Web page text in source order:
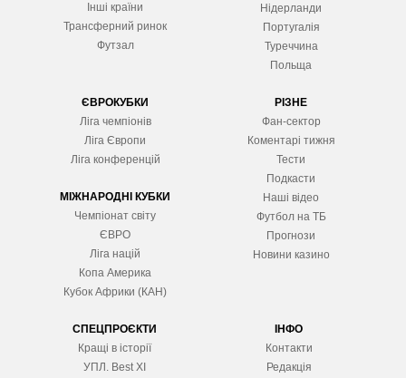
Інші країни
Трансферний ринок
Футзал
Нідерланди
Португалія
Туреччина
Польща
ЄВРОКУБКИ
Ліга чемпіонів
Ліга Європи
Ліга конференцій
МІЖНАРОДНІ КУБКИ
Чемпіонат світу
ЄВРО
Ліга націй
Копа Америка
Кубок Африки (КАН)
РІЗНЕ
Фан-сектор
Коментарі тижня
Тести
Подкасти
Наші відео
Футбол на ТБ
Прогнози
Новини казино
СПЕЦПРОЄКТИ
Кращі в історії
УПЛ. Best XІ
ІНФО
Контакти
Редакція